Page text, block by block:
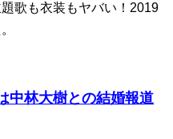
歌も衣装もヤバい！2019
中林大樹との結婚報道